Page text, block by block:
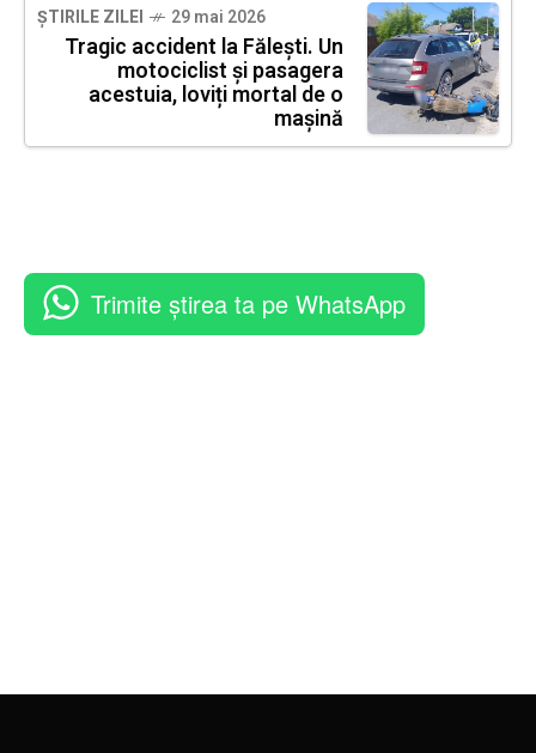
ȘTIRILE ZILEI 29 mai 2026
Tragic accident la Fălești. Un
motociclist și pasagera
acestuia, loviți mortal de o
mașină
Trimite știrea ta pe WhatsApp